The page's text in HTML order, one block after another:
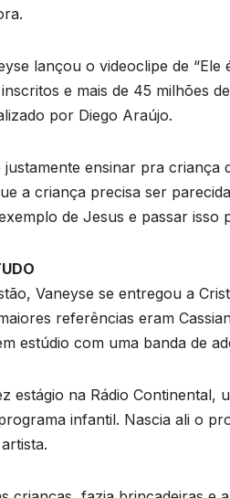
lançou o videoclipe de
e mais de 45 milhões
por Diego Araújo.
ensinar pra
a criança precisa ser
de Jesus e passar isso
Vaneyse se entregou a
referências eram
estúdio com uma banda de
estágio na Rádio Continental,
infantil. Nascia ali o